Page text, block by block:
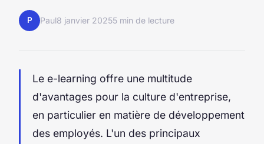
P Paul8 janvier 20255 min de lecture
Le e-learning offre une multitude
d'avantages pour la culture d'entreprise,
en particulier en matière de développement
des employés. L'un des principaux